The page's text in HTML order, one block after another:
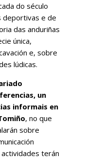
do século
deportivas e de
das anduriñas
única,
e, sobre
lúdicas.
un
informais en
, no que
sobre
terán